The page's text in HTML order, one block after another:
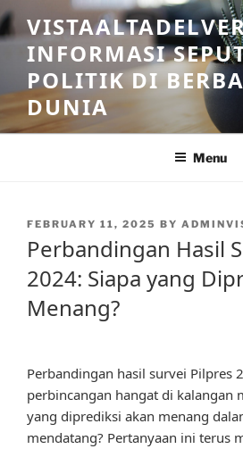
Skip
to
contentINFORMASI
POLITIK DI
DUNIA
Menu
POSTED
FEBRUARY 11, 2025 BY
Perbandingan Hasil
2024: Siapa yang
Menang?
Perbandingan hasil survei Pilpres
perbincangan hangat di kalangan
yang diprediksi akan menang
mendatang? Pertanyaan ini terus